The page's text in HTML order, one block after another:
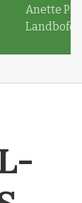
Anette